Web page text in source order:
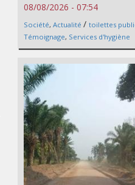
08/08/2026 - 07:54
Société, Actualité / toilettes
Témoignage, Services d'hygiène